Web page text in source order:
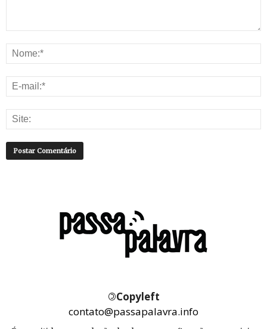
©Copyleft
contato@passapalavra.info